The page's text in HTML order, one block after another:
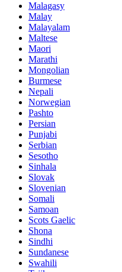
Malagasy
Malay
Malayalam
Maltese
Maori
Marathi
Mongolian
Burmese
Nepali
Norwegian
Pashto
Persian
Punjabi
Serbian
Sesotho
Sinhala
Slovak
Slovenian
Somali
Samoan
Scots Gaelic
Shona
Sindhi
Sundanese
Swahili